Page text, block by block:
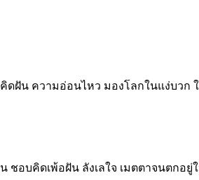
น ความอ่อนไหว มองโลกในแง่บวก
อบคิดเพ้อฝัน ลังเลใจ เมตตาจนตกอ